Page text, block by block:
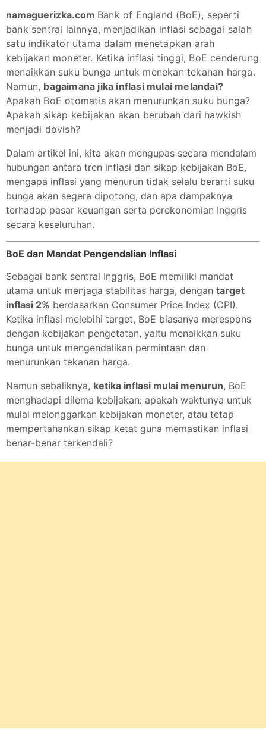
namaguerizka.com Bank of England (BoE), seperti
bank sentral lainnya, menjadikan inflasi sebagai salah
satu indikator utama dalam menetapkan arah
kebijakan moneter. Ketika inflasi tinggi, BoE cenderung
menaikkan suku bunga untuk menekan tekanan harga.
Namun, bagaimana jika inflasi mulai melandai?
Apakah BoE otomatis akan menurunkan suku bunga?
Apakah sikap kebijakan akan berubah dari hawkish
menjadi dovish?
Dalam artikel ini, kita akan mengupas secara mendalam
hubungan antara tren inflasi dan sikap kebijakan BoE,
mengapa inflasi yang menurun tidak selalu berarti suku
bunga akan segera dipotong, dan apa dampaknya
terhadap pasar keuangan serta perekonomian Inggris
secara keseluruhan.
BoE dan Mandat Pengendalian Inflasi
Sebagai bank sentral Inggris, BoE memiliki mandat
utama untuk menjaga stabilitas harga, dengan target
inflasi 2% berdasarkan Consumer Price Index (CPI).
Ketika inflasi melebihi target, BoE biasanya merespons
dengan kebijakan pengetatan, yaitu menaikkan suku
bunga untuk mengendalikan permintaan dan
menurunkan tekanan harga.
Namun sebaliknya, ketika inflasi mulai menurun, BoE
menghadapi dilema kebijakan: apakah waktunya untuk
mulai melonggarkan kebijakan moneter, atau tetap
mempertahankan sikap ketat guna memastikan inflasi
benar-benar terkendali?